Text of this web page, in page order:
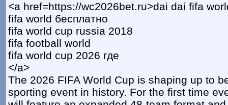
<a href=https://wc2026bet.ru>dai dai fifa
fifa world бесплатно
fifa world cup russia 2018
fifa football world
fifa world cup 2026 где
</a>
The 2026 FIFA World Cup is shaping up to
sporting event in history. For the first time